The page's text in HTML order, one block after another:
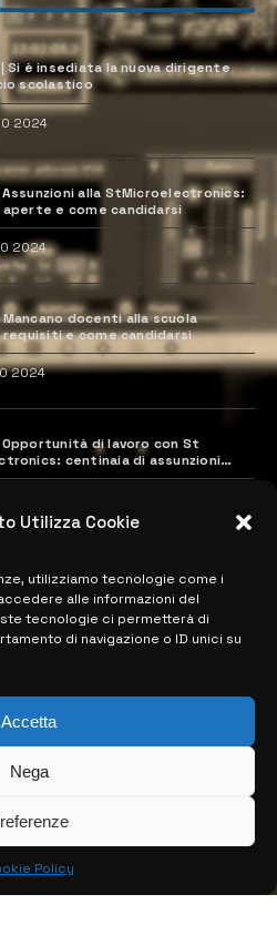
Utilizza Cookie
utilizziamo tecnologie come i
alle informazioni del
tecnologie ci permetterà di
di navigazione o ID unici su
Accetta
Nega
Policy
Si è insediata la nuova dirigente
scolastico
2024
Assunzioni alla StMicroelectronics:
aperte e come candidarsi
2024
Mancano docenti alla scuola
requisiti e come candidarsi
2024
Opportunità di lavoro con St
centinaia di assunzioni